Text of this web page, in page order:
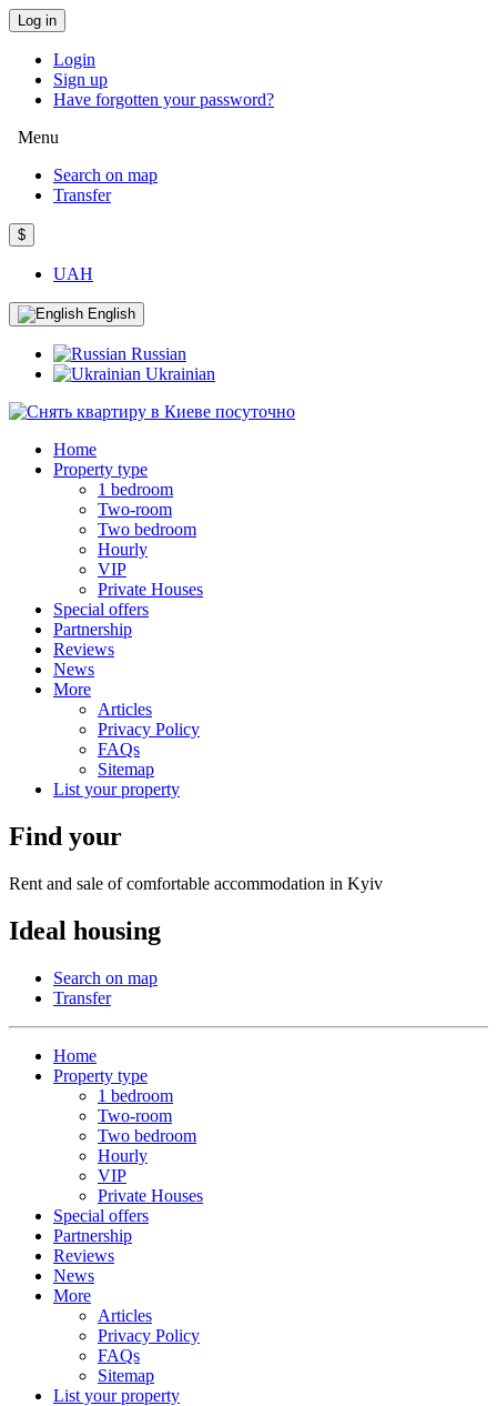
Log in
Login
Sign up
Have forgotten your password?
Menu
Search on map
Transfer
$
UAH
English
Russian
Ukrainian
Home
Property type
1 bedroom
Two-room
Two bedroom
Hourly
VIP
Private Houses
Special offers
Partnership
Reviews
News
More
Articles
Privacy Policy
FAQs
Sitemap
List your property
Find your
Rent and sale of comfortable accommodation in Kyiv
Ideal housing
Search on map
Transfer
Home
Property type
1 bedroom
Two-room
Two bedroom
Hourly
VIP
Private Houses
Special offers
Partnership
Reviews
News
More
Articles
Privacy Policy
FAQs
Sitemap
List your property